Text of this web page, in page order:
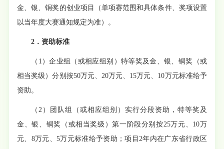
金、银、铜奖的创 业项目（单项赛范围和具体条件、奖项设置
以当年度大赛通知规定为准）。
2．资助标准
（ 1 ）企业组（或相应组别）特等奖及金、银、铜奖（或
相当奖级）分别按50万元、20万元、15万元、10万元标准给予
资助。
（ 2 ）
团队组（或相应组别）实行分段资助，特等奖及
金、银、铜奖（或相当奖级）第一阶段分别按25万元、10万
元、8万元、5万元标准给予资助；项目 2年内在广东省行政区